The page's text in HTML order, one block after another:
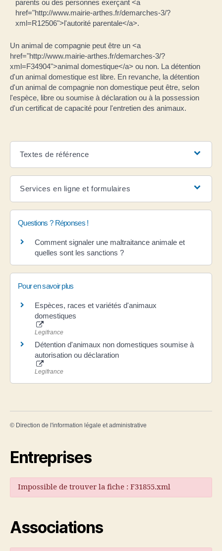
parents ou des personnes exerçant <a
href="http://www.mairie-arthes.fr/demarches-3/?
xml=R12506">l'autorité parentale</a>.
Un animal de compagnie peut être un <a
href="http://www.mairie-arthes.fr/demarches-3/?
xml=F34904">animal domestique</a> ou non. La détention
d'un animal domestique est libre. En revanche, la détention
d'un animal de compagnie non domestique peut être, selon
l'espèce, libre ou soumise à déclaration ou à la possession
d'un certificat de capacité pour l'entretien des animaux.
Textes de référence
Services en ligne et formulaires
Questions ? Réponses !
Comment signaler une maltraitance animale et
quelles sont les sanctions ?
Pour en savoir plus
Espèces, races et variétés d'animaux
domestiques
Legifrance
Détention d'animaux non domestiques soumise à
autorisation ou déclaration
Legifrance
© Direction de l'information légale et administrative
Entreprises
Impossible de trouver la fiche : F31855.xml
Associations